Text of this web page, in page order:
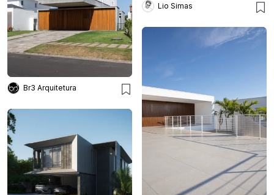
Lio Simas
Br3 Arquitetura